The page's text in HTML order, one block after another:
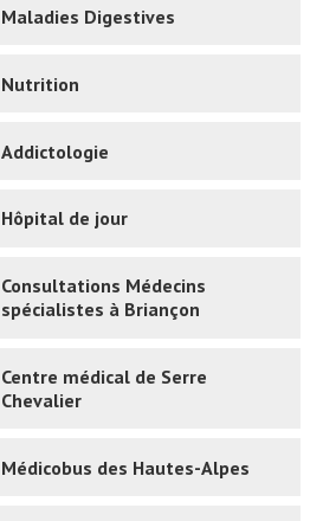
Maladies Digestives
Nutrition
Addictologie
Hôpital de jour
Consultations Médecins
spécialistes à Briançon
Centre médical de Serre
Chevalier
Médicobus des Hautes-Alpes